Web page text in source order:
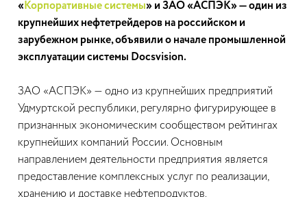
«Корпоративные системы» и ЗАО «АСПЭК» — один из
крупнейших нефтетрейдеров на российском и
зарубежном рынке, объявили о начале промышленной
эксплуатации системы Docsvision.
ЗАО «АСПЭК» — одно из крупнейших предприятий
Удмуртской республики, регулярно фигурирующее в
признанных экономическим сообществом рейтингах
крупнейших компаний России. Основным
направлением деятельности предприятия является
предоставление комплексных услуг по реализации,
хранению и доставке нефтепродуктов.